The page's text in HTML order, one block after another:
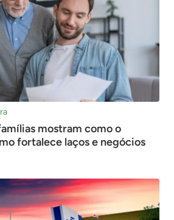
mostram como o
fortalece laços e negócios